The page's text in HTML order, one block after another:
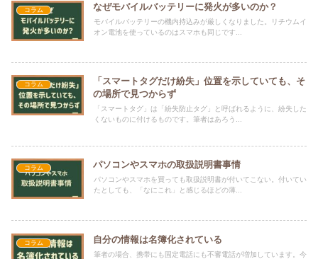
コラム なぜモバイルバッテリーに発火が多いのか？
モバイルバッテリーの機内持込みが厳しくなりました。リチウムイ
オン電池を使っているのはスマホも同じです...
コラム
「スマートタグだけ紛失」位置を示していても、そ
の場所で見つからず
「スマートタグ」は「紛失防止タグ」と呼ばれるように、紛失した
くないものに付けるものです。筆者はあろう...
コラム パソコンやスマホの取扱説明書事情
パソコンやスマホを買っても取扱説明書が付いてこない。付いてい
たとしても、「なにこれ」と感じるほどの薄...
コラム 自分の情報は名簿化されている
筆者の場合、携帯にも固定電話にも不審電話が増加しています。今